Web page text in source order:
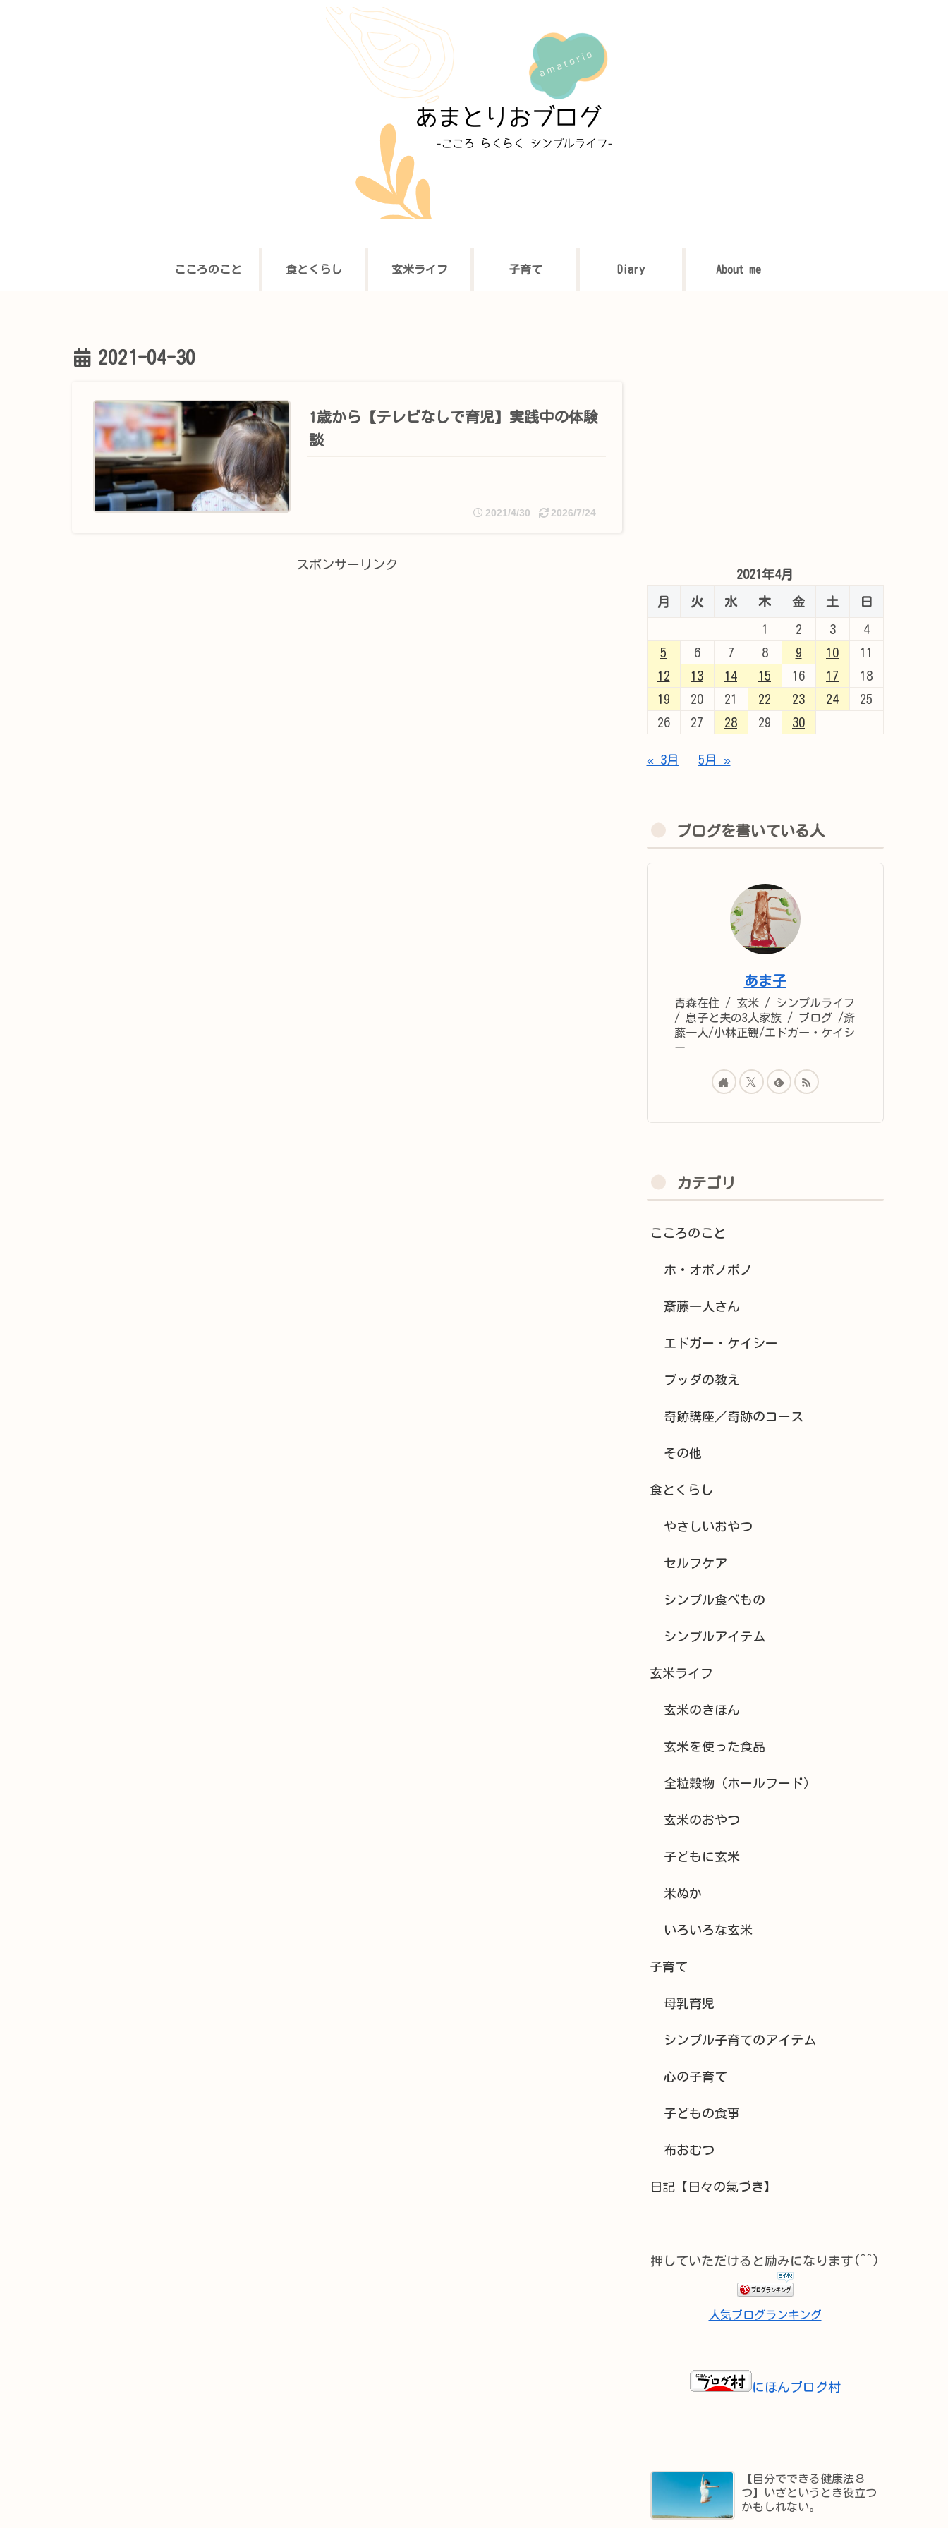
こころのこと 食とくらし 玄米ライフ 子育て Diary About me
2021-04-30
1歳から【テレビなしで育児】実践中の体験
談
2021/4/30 2026/7/24
スポンサーリンク
2021年4月
月 火 水 木 金 土 日
1 2 3
4
5
6 7 8 9 10
11
12
13 14 15 16 17
18
19
20 21 22 23 24
25
26
27 28 29 30
« 3月 5月 »
ブログを書いている人
あま子
青森在住 / 玄米 / シンプルライフ
/ 息子と夫の3人家族 / ブログ /斎
藤一人/小林正観/エドガー・ケイシ
ー
カテゴリ
こころのこと
ホ・オポノポノ
斎藤一人さん
エドガー・ケイシー
ブッダの教え
奇跡講座／奇跡のコース
その他
食とくらし
やさしいおやつ
セルフケア
シンプル食べもの
シンプルアイテム
玄米ライフ
玄米のきほん
玄米を使った食品
全粒穀物（ホールフード）
玄米のおやつ
子どもに玄米
米ぬか
いろいろな玄米
子育て
母乳育児
シンプル子育てのアイテム
心の子育て
子どもの食事
布おむつ
日記【日々の氣づき】
押していただけると励みになります(^^)
人気ブログランキング
にほんブログ村
【自分でできる健康法８
つ】いざというとき役立つ
かもしれない。